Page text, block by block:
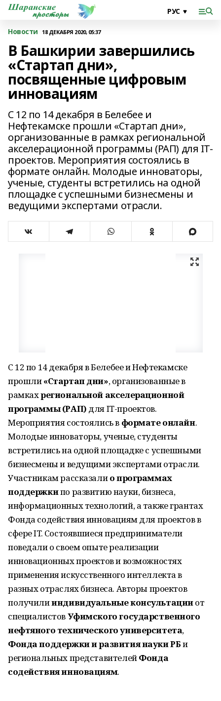
Новости 18 ДЕКАБРЯ 2020, 05:37
В Башкирии завершились
«Стартап дни»,
посвященные цифровым
инновациям
С 12 по 14 декабря в Белебее и
Нефтекамске прошли «Стартап дни»,
организованные в рамках региональной
акселерационной программы (РАП) для IT-
проектов. Мероприятия состоялись в
формате онлайн. Молодые инноваторы,
ученые, студенты встретились на одной
площадке с успешными бизнесмены и
ведущими экспертами отрасли.
С 12 по 14 декабря в Белебее и Нефтекамске
прошли«Стартап дни», организованные в
рамкахрегиональной акселерационной
программы (РАП) для IT-проектов.
Мероприятия состоялись в формате онлайн.
Молодые инноваторы, ученые, студенты
встретились на одной площадке с успешными
бизнесмены и ведущими экспертами отрасли.
Участникам рассказалио программах
поддержкипо развитию науки, бизнеса,
информационных технологий, а также грантах
Фонда содействия инновациям для проектов в
сфере IT. Состоявшиеся предприниматели
поведали о своем опыте реализации
инновационных проектов и возможностях
применения искусственного интеллекта в
разных отраслях бизнеса. Авторы проектов
получилииндивидуальные консультацииот
специалистовУфимского государственного
нефтяного технического университета,
Фонда поддержки и развития науки РБи
региональных представителейФонда
содействия инновациям.